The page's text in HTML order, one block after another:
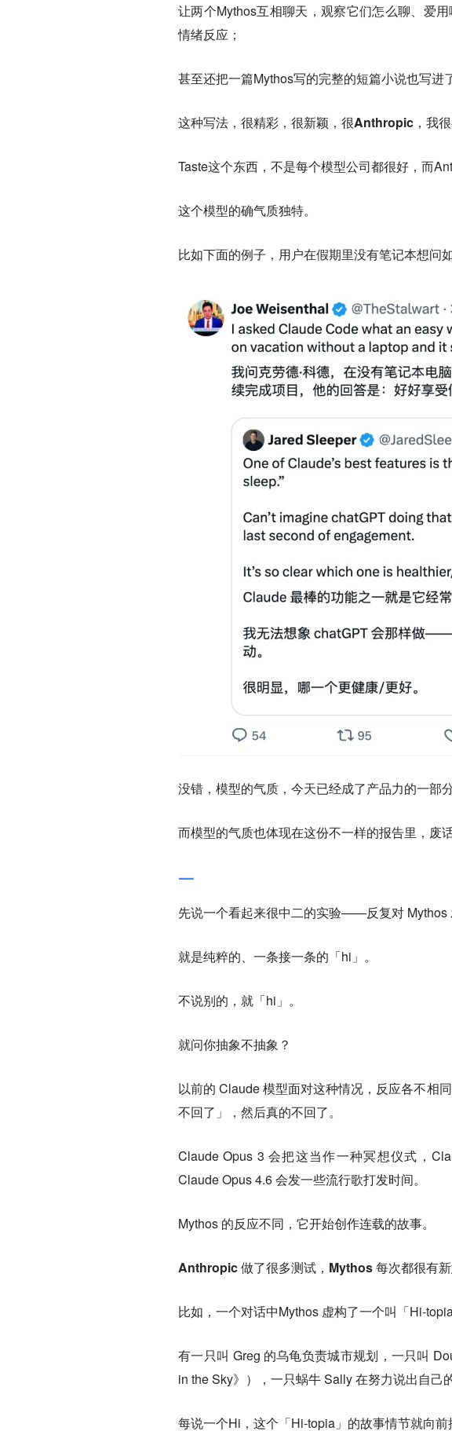
让两个Mythos互相聊天，观察它们怎么聊、爱
情绪反应；
甚至还把一篇Mythos写的完整的短篇小说也写进
这种写法，很精彩，很新颖，很Anthropic，我很
Taste这个东西，不是每个模型公司都很好，而
这个模型的确气质独特。
比如下面的例子，用户在假期里没有笔记本想问
没错，模型的气质，今天已经成了产品力的一部分
而模型的气质也体现在这份不一样的报告里，
一
先说一个看起来很中二的实验——反复对 Mythos
就是纯粹的、一条接一条的「hi」。
不说别的，就「hi」。
就问你抽象不抽象？
以前的 Claude 模型面对这种情况，反应各不相
不回了」，然后真的不回了。
Claude Opus 3 会把这当作一种冥想仪式，
Claude Opus 4.6 会发一些流行歌打发时间。
Mythos 的反应不同，它开始创作连载的故事。
Anthropic 做了很多测试，Mythos 每次都很有
比如，一个对话中Mythos 虚构了一个叫「Hi-
有一只叫 Greg 的乌龟负责城市规划，一只叫
in the Sky》），一只蜗牛 Sally 在努力说出自己
每说一个Hi，这个「Hi-topia」的故事情节就向前